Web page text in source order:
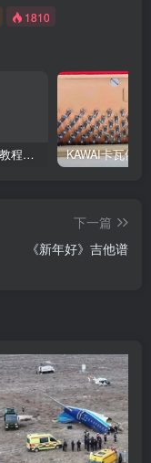
1810
100节吉他系统教程从小白到大神
下一篇
《新年好》吉他谱